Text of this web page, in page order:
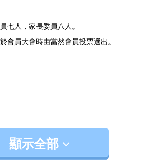
七人，家長委員八人。
會員大會時由當然會員投票選出。
顯示全部